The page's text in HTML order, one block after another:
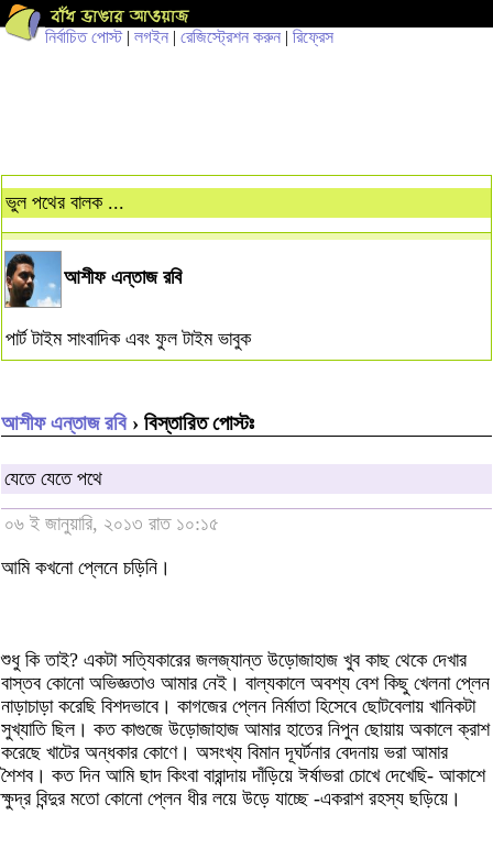
নির্বাচিত পোস্ট| লগইন | রেজিস্ট্রেশন করুন | রিফ্রেস
ভুল পথের বালক ...
আশীফ এন্তাজ রবি
পার্ট টাইম সাংবাদিক এবং ফুল টাইম ভাবুক
আশীফ এন্তাজ রবি› বিস্তারিত পোস্টঃ
যেতে যেতে পথে
০৬ ই জানুয়ারি, ২০১৩ রাত ১০:১৫
আমি কখনো প্লেনে চড়িনি।
শুধু কি তাই? একটা সত্যিকারের জলজ্যান্ত উড়োজাহাজ খুব কাছ থেকে দেখার
বাস্তব কোনো অভিজ্ঞতাও আমার নেই। বাল্যকালে অবশ্য বেশ কিছু খেলনা প্লেন
নাড়াচাড়া করেছি বিশদভাবে। কাগজের প্লেন নির্মাতা হিসেবে ছোটবেলায় খানিকটা
সুখ্যাতি ছিল। কত কাগুজে উড়োজাহাজ আমার হাতের নিপুন ছোয়ায় অকালে ক্রাশ
করেছে খাটের অন্ধকার কোণে। অসংখ্য বিমান দূঘর্টনার বেদনায় ভরা আমার
শৈশব। কত দিন আমি ছাদ কিংবা বারান্দায় দাঁড়িয়ে ঈর্ষাভরা চোখে দেখেছি- আকাশে
ক্ষুদ্র বিন্দুর মতো কোনো প্লেন ধীর লয়ে উড়ে যাচ্ছে -একরাশ রহস্য ছড়িয়ে।